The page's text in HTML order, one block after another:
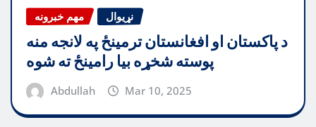
مهم خبرونه نړیوال
د پاکستان او افغانستان ترمینځ په لانجه منه
پوسته شخړه بیا رامینځ ته شوه
Abdullah Mar 10, 2025